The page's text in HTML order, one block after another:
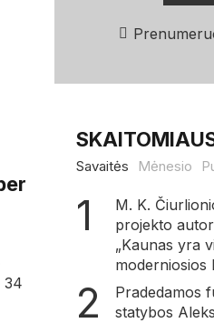
34
Savaitės Mėnesio
M. K.
projekto
„Kaunas yra
moderniosios
Pradedamos
statybos